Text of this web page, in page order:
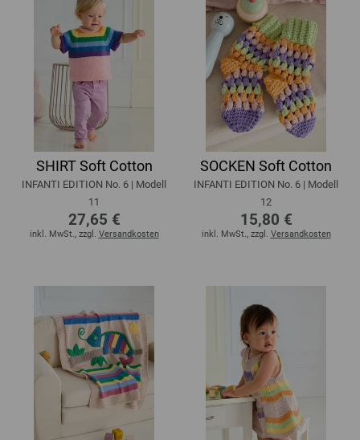
SHIRT Soft Cotton
INFANTI EDITION No. 6 | Modell
11
27,65 €
inkl. MwSt., zzgl. Versandkosten
SOCKEN Soft Cotton
INFANTI EDITION No. 6 | Modell
12
15,80 €
inkl. MwSt., zzgl. Versandkosten